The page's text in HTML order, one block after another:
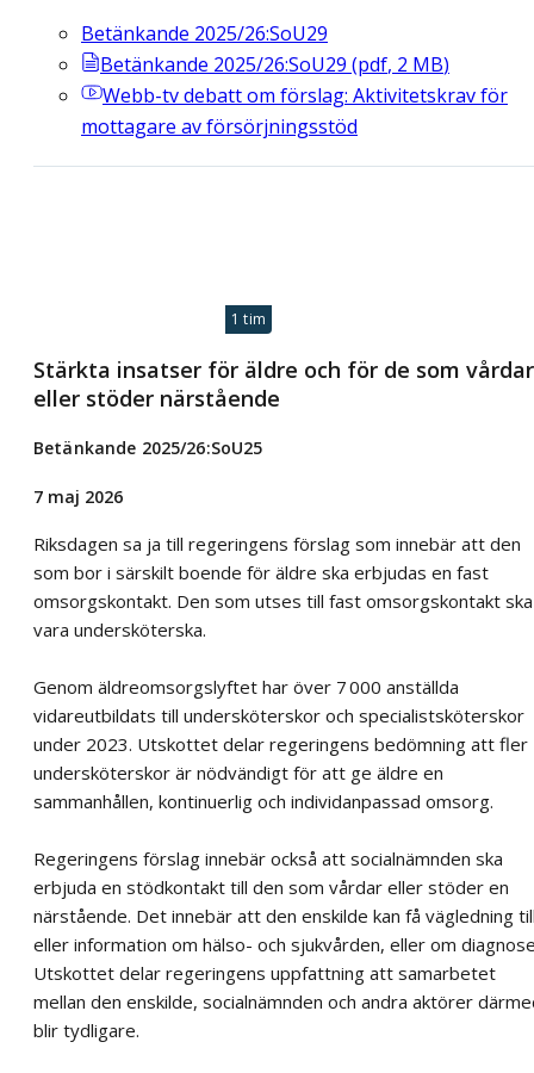
Betänkande 2025/26:SoU29
Betänkande 2025/26:SoU29 (pdf, 2 MB)
Webb-tvdebatt om förslag: Aktivitetskrav för
mottagare av försörjningsstöd
1 tim
Stärkta insatser för äldre och för de som vårdar
eller stöder närstående
Betänkande 2025/26:SoU25
7 maj 2026
Riksdagen sa ja till regeringens förslag som innebär att den
som bor i särskilt boende för äldre ska erbjudas en fast
omsorgskontakt. Den som utses till fast omsorgskontakt ska
vara undersköterska.
Genom äldreomsorgslyftet har över 7 000 anställda
vidareutbildats till undersköterskor och specialistsköterskor
under 2023. Utskottet delar regeringens bedömning att fler
undersköterskor är nödvändigt för att ge äldre en
sammanhållen, kontinuerlig och individanpassad omsorg.
Regeringens förslag innebär också att socialnämnden ska
erbjuda en stödkontakt till den som vårdar eller stöder en
närstående. Det innebär att den enskilde kan få vägledning
eller information om hälso- och sjukvården, eller om
Utskottet delar regeringens uppfattning att samarbetet
mellan den enskilde, socialnämnden och andra aktörer
blir tydligare.